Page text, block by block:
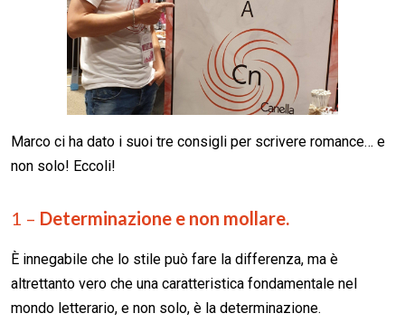
Marco ci ha dato i suoi tre consigli per scrivere romance… e
non solo! Eccoli!
1 – Determinazione e non mollare.
È innegabile che lo stile può fare la differenza, ma è
altrettanto vero che una caratteristica fondamentale nel
mondo letterario, e non solo, è la determinazione.